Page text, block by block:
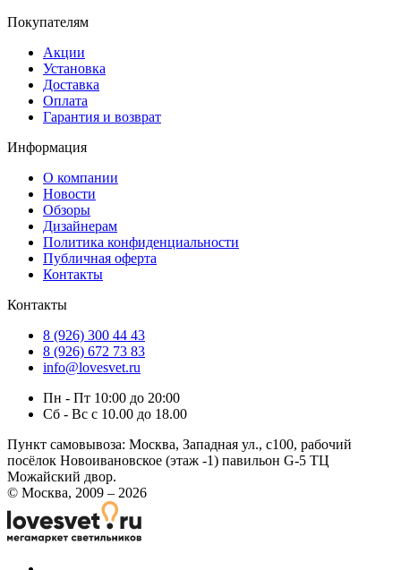
Покупателям
Акции
Установка
Доставка
Оплата
Гарантия и возврат
Информация
О компании
Новости
Обзоры
Дизайнерам
Политика конфиденциальности
Публичная оферта
Контакты
Контакты
8 (926) 300 44 43
8 (926) 672 73 83
info@lovesvet.ru
Пн - Пт 10:00 до 20:00
Сб - Вс с 10.00 до 18.00
Пункт самовывоза: Москва, Западная ул., с100, рабочий
посёлок Новоивановское (этаж -1) павильон G-5 ТЦ
Можайский двор.
© Москва, 2009 – 2026